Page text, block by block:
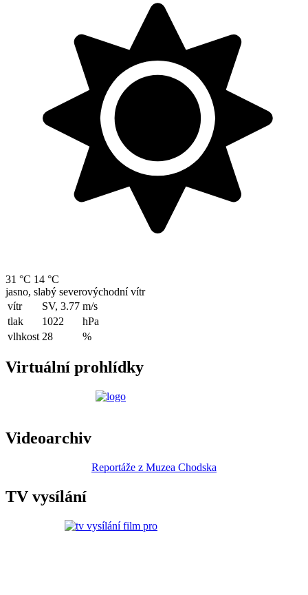
31 °C 14 °C
jasno, slabý severovýchodní vítr
vítr
SV, 3.77 m/s
tlak
1022
hPa
vlhkost 28 %
Virtuální prohlídky
Videoarchiv
Reportáže z Muzea Chodska
TV vysílání